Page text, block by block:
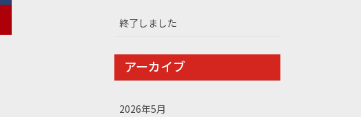
終了しました
アーカイブ
2026年5月